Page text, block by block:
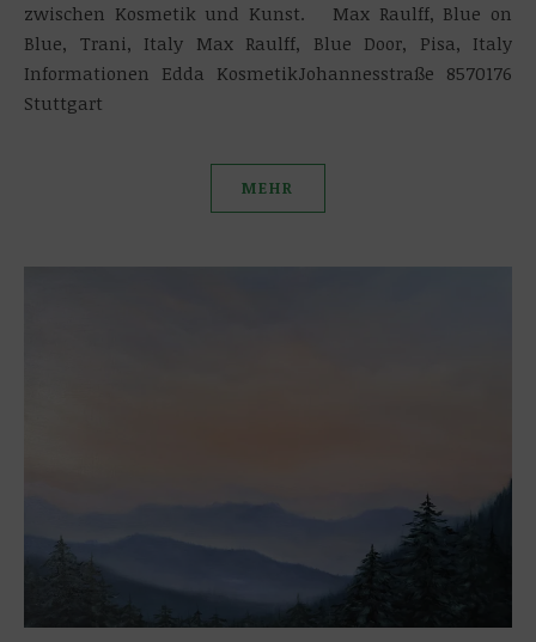
zwischen Kosmetik und Kunst. Max Raulff, Blue on
Blue, Trani, Italy Max Raulff, Blue Door, Pisa, Italy
Informationen Edda KosmetikJohannesstraße 8570176
Stuttgart
MEHR